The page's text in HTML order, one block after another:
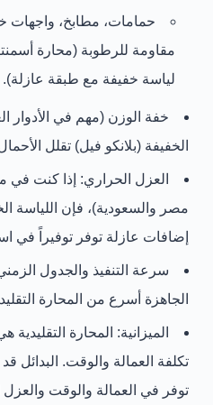
حمامات، مطابخ، واجهات
مقاومة للرطوبة (محارة
لياسة خفيفة مع طبقة عازلة).
خفة الوزن (مهم في الأدوار
الخفيفة (بلانكو فيل) تقلل
العزل الحراري: إذا كنت في
مصر والسعودية)، فإن اللياسة
إضافات عازلة توفر توفيراً في
سرعة التنفيذ والجدول
الجاهزة أسرع من المحارة
الميزانية: المحارة التقليدية
تكلفة العمالة والوقت. البدائل
توفر في العمالة والوقت والعزل